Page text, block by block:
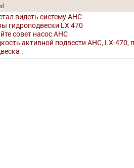
видеть систему AHC
гидроподвески LX 470
совет насос AHC
активной подвести AHC, LX-470,
.